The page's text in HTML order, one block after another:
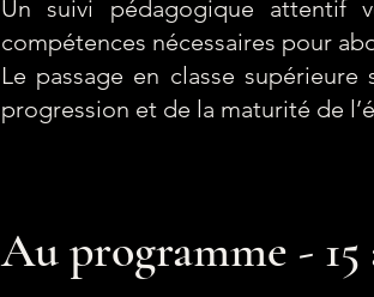
Un suivi pédagogique attentif
compétences nécessaires pour
Le passage en classe
progression et de la maturité de
Au programme - 15